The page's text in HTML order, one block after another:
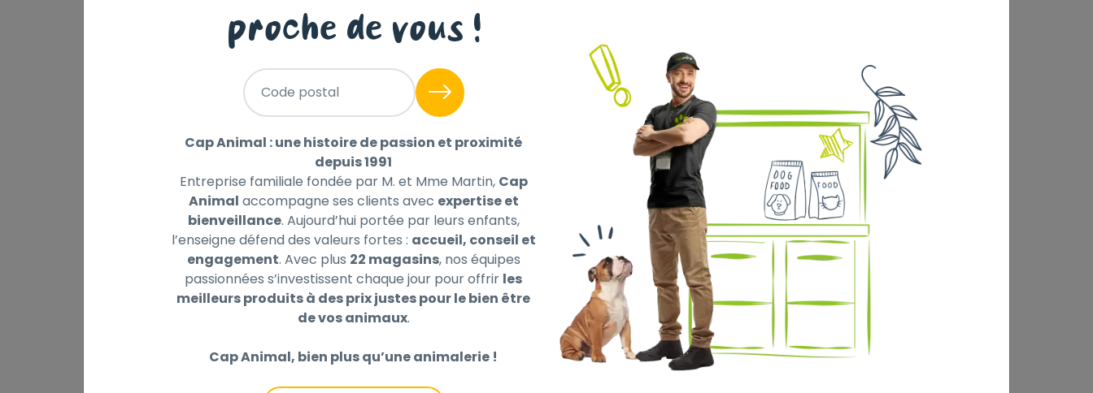
-
Description Laisser un avis
Grâce au couvercle :
- terminé les gouttes d?eau dans la voiture ou dans son sac après utilisation.
- on peut transporter facilement une ration de croquettes, et une fois mangée on peut plier le bol pour moins d?encombrement.
Prend peu de place, léger, facile à transporter, se déplie en 1 seconde, peut se fixer sur une laisse ou un sac à dos grâce au
Petite taille : 13x5,5cm, contenance 360ml.TPE, PP, ABS
proche de vous !
Code postal
Cap Animal : une histoire de passion et proximité
depuis 1991
Entreprise familiale fondée par M. et Mme Martin, Cap
Animal accompagne ses clients avec expertise et
bienveillance. Aujourd’hui portée par leurs enfants,
l’enseigne défend des valeurs fortes : accueil, conseil et
engagement. Avec plus 22 magasins, nos équipes
passionnées s’investissent chaque jour pour offrir les
meilleurs produits à des prix justes pour le bien être
de vos animaux.
Cap Animal, bien plus qu’une animalerie !